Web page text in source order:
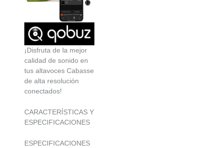
¡Disfruta de la mejor
calidad de sonido en
tus altavoces Cabasse
de alta resolución
conectados!
CARACTERÍSTICAS Y
ESPECIFICACIONES
ESPECIFICACIONES